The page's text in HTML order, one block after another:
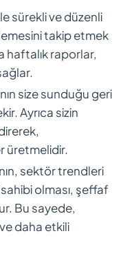
ile sürekli ve düzenli
takip etmek
haftalık raporlar,
size sunduğu geri
Ayrıca sizin
üretmelidir.
sektör trendleri
olması, şeffaf
Bu sayede,
daha etkili